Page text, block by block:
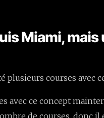
Miami,
plusieurs courses avec
avec ce concept